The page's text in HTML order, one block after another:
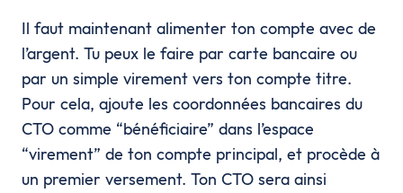
Il faut maintenant alimenter ton compte avec de
l’argent. Tu peux le faire par carte bancaire ou
par un simple virement vers ton compte titre.
Pour cela, ajoute les coordonnées bancaires du
CTO comme “bénéficiaire” dans l’espace
“virement” de ton compte principal, et procède à
un premier versement. Ton CTO sera ainsi